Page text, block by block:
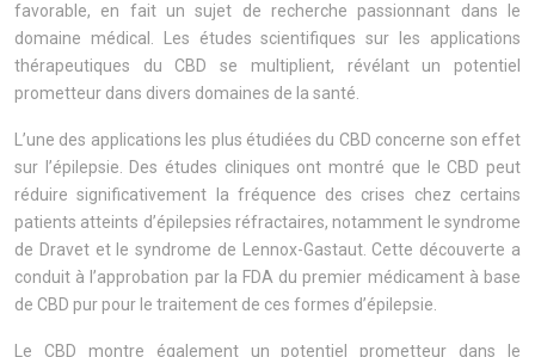
favorable, en fait un sujet de recherche passionnant dans le
domaine médical. Les études scientifiques sur les applications
thérapeutiques du CBD se multiplient, révélant un potentiel
prometteur dans divers domaines de la santé.
L’une des applications les plus étudiées du CBD concerne son effet
sur l’épilepsie. Des études cliniques ont montré que le CBD peut
réduire significativement la fréquence des crises chez certains
patients atteints d’épilepsies réfractaires, notamment le syndrome
de Dravet et le syndrome de Lennox-Gastaut. Cette découverte a
conduit à l’approbation par la FDA du premier médicament à base
de CBD pur pour le traitement de ces formes d’épilepsie.
Le CBD montre également un potentiel prometteur dans le